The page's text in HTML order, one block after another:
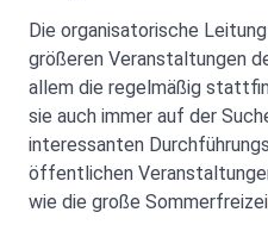
Die organisatorische
größeren Veranstaltungen
allem die regelmäßig
sie auch immer auf der
interessanten
öffentlichen
wie die große